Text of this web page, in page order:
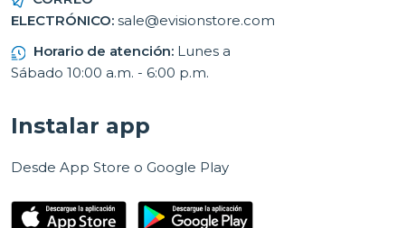
ELECTRÓNICO: sale@evisionstore.com
Horario de atención: Lunes a
Sábado 10:00 a.m. - 6:00 p.m.
Instalar app
Desde App Store o Google Play